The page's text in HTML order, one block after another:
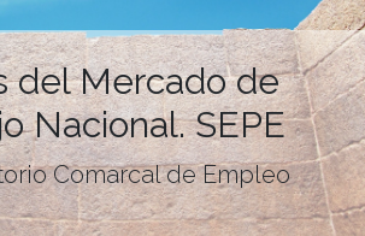
del Mercado de
Nacional. SEPE
Comarcal de Empleo